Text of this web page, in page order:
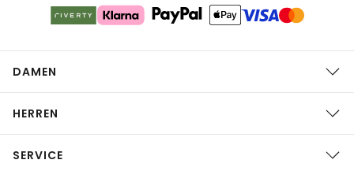
DAMEN
HERREN
SERVICE